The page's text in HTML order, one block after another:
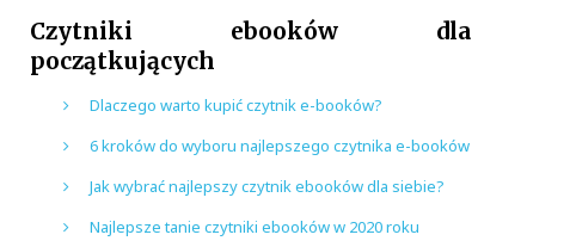
Czytniki ebooków dla
początkujących
Dlaczego warto kupić czytnik e-booków?
6 kroków do wyboru najlepszego czytnika e-booków
Jak wybrać najlepszy czytnik ebooków dla siebie?
Najlepsze tanie czytniki ebooków w 2020 roku